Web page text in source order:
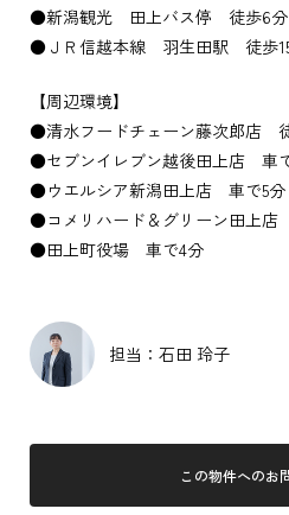
●新潟観光 田上バス停 徒歩6分
●ＪＲ信越本線 羽生田駅 徒歩15
【周辺環境】
●清水フードチェーン藤次郎店 徒
●セブンイレブン越後田上店 車
●ウエルシア新潟田上店 車で5分
●コメリハード＆グリーン田上
●田上町役場 車で4分
担当：石田 玲子
この物件へのお